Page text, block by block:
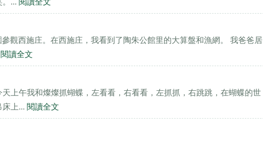
觀西施庄。在西施庄，我看到了陶朱公館里的大算盤和漁網。 我爸爸居
閱讀全文
上午我和燦燦抓蝴蝶，左看看，右看看，左抓抓，右跳跳，在蝴蝶的世
上... 閱讀全文